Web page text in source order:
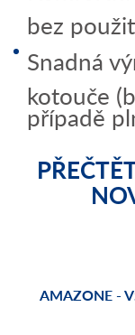
bez
Snadná
kotouče
případě
AMAZONE -